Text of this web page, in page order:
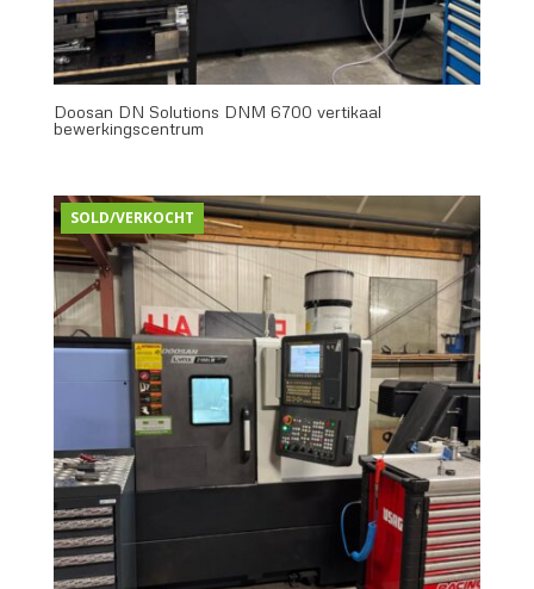
Doosan DN Solutions DNM 6700 vertikaal
bewerkingscentrum
SOLD/VERKOCHT